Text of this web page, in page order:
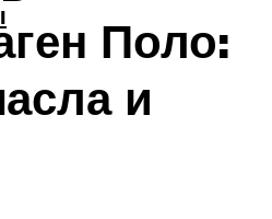
Поло:
и